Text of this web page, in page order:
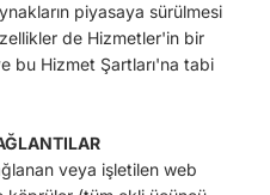
piyasaya sürülmesi
de Hizmetler'in bir
bu Hizmet Şartları'na tabi
veya işletilen web